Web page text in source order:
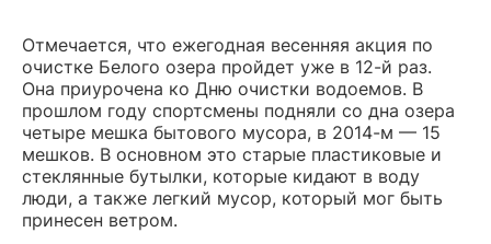
Отмечается, что ежегодная весенняя акция по
очистке Белого озера пройдет уже в 12-й раз.
Она приурочена ко Дню очистки водоемов. В
прошлом году спортсмены подняли со дна озера
четыре мешка бытового мусора, в 2014-м — 15
мешков. В основном это старые пластиковые и
стеклянные бутылки, которые кидают в воду
люди, а также легкий мусор, который мог быть
принесен ветром.